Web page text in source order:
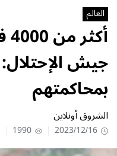
العالم
جيش
بمحاكمتهم
الشروق أونلاين
2023/12/16
1990